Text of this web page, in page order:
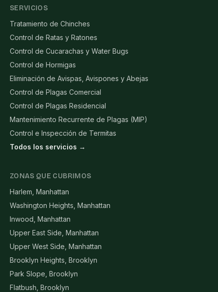
SERVICIOS
Tratamiento de Chinches
Control de Ratas y Ratones
Control de Cucarachas y Water Bugs
Control de Hormigas
Eliminación de Avispas, Avispones y Abejas
Control de Plagas Comercial
Control de Plagas Residencial
Mantenimiento Recurrente de Plagas (MIP)
Control e Inspección de Termitas
Todos los servicios →
ZONAS QUE CUBRIMOS
Harlem, Manhattan
Washington Heights, Manhattan
Inwood, Manhattan
Upper East Side, Manhattan
Upper West Side, Manhattan
Brooklyn Heights, Brooklyn
Park Slope, Brooklyn
Flatbush, Brooklyn